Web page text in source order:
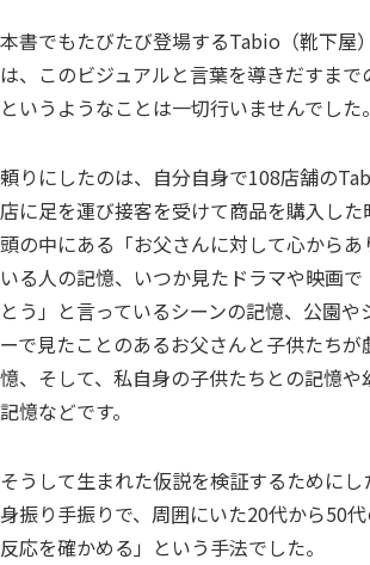
本書でもたびたび登場するTabio（靴下屋
は、このビジュアルと言葉を導きだすまで
というようなことは一切行いませんでした。
頼りにしたのは、自分自身で108店舗の
店に足を運び接客を受けて商品を購入し
頭の中にある「お父さんに対して心からあ
いる人の記憶、いつか見たドラマや映画
とう」と言っているシーンの記憶、公園や
ーで見たことのあるお父さんと子供たちが
憶、そして、私自身の子供たちとの記憶
記憶などです。
そうして生まれた仮説を検証するためにし
身振り手振りで、周囲にいた20代から50
反応を確かめる」という手法でした。